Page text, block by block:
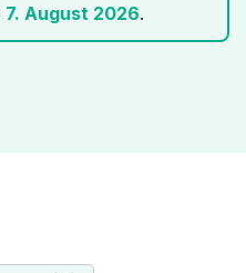
7. August 2026.